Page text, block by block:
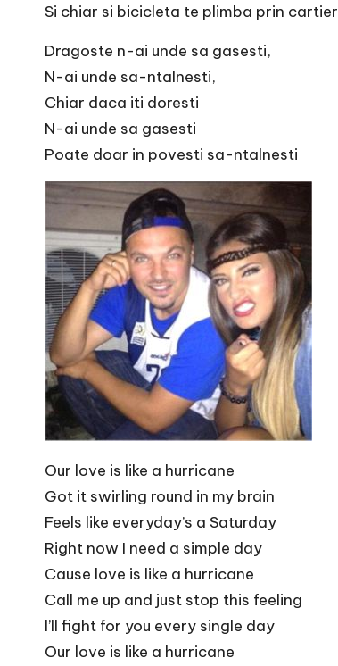
Si chiar si bicicleta te plimba prin cartier
Dragoste n-ai unde sa gasesti,
N-ai unde sa-ntalnesti,
Chiar daca iti doresti
N-ai unde sa gasesti
Poate doar in povesti sa-ntalnesti
Our love is like a hurricane
Got it swirling round in my brain
Feels like everyday’s a Saturday
Right now I need a simple day
Cause love is like a hurricane
Call me up and just stop this feeling
I’ll fight for you every single day
Our love is like a hurricane